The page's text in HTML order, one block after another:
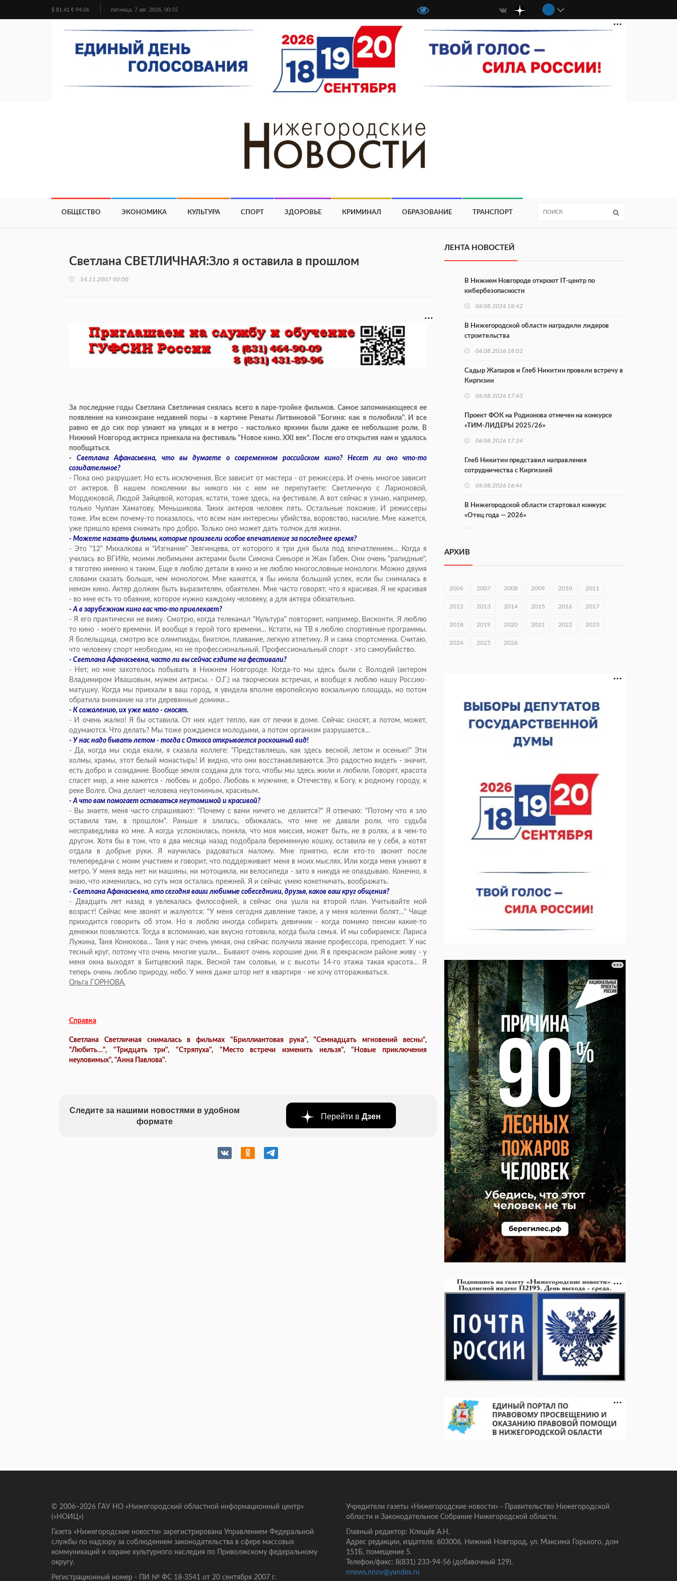
$ 81.41 € 94.06 пятница, 7 авг. 2026, 00:55
ОБЩЕСТВО ЭКОНОМИКА КУЛЬТУРА СПОРТ ЗДОРОВЬЕ КРИМИНАЛ ОБРАЗОВАНИЕ ТРАНСПОРТ
Светлана СВЕТЛИЧНАЯ:Зло я оставила в прошлом
14.11.2007 00:00
За последние годы Светлана Светличная снялась всего в паре-тройке фильмов. Самое запоминающееся ее
появление на киноэкране недавней поры - в картине Ренаты Литвиновой "Богиня: как я полюбила". И все
равно ее до сих пор узнают на улицах и в метро - настолько яркими были даже ее небольшие роли. В
Нижний Новгород актриса приехала на фестиваль "Новое кино. XXI век". После его открытия нам и удалось
пообщаться.
- Светлана Афанасьевна, что вы думаете о современном российском кино? Несет ли оно что-то
созидательное?
- Пока оно разрушает. Но есть исключения. Все зависит от мастера - от режиссера. И очень многое зависит
от актеров. В нашем поколении вы никого ни с кем не перепутаете: Светличную с Ларионовой,
Мордюковой, Людой Зайцевой, которая, кстати, тоже здесь, на фестивале. А вот сейчас я узнаю, например,
только Чулпан Хаматову, Меньшикова. Таких актеров человек пять. Остальные похожие. И режиссеры
тоже. Им всем почему-то показалось, что всем нам интересны убийства, воровство, насилие. Мне кажется,
уже пришло время снимать про добро. Только оно может дать толчок для жизни.
- Можете назвать фильмы, которые произвели особое впечатление за последнее время?
- Это "12" Михалкова и "Изгнание" Звягинцева, от которого я три дня была под впечатлением… Когда я
училась во ВГИКе, моими любимыми актерами были Симона Синьоре и Жан Габен. Они очень "рапидные",
я тяготею именно к таким. Еще я люблю детали в кино и не люблю многословные монологи. Можно двумя
словами сказать больше, чем монологом. Мне кажется, я бы имела больший успех, если бы снималась в
немом кино. Актер должен быть выразителен, обаятелен. Мне часто говорят, что я красивая. Я не красивая
- во мне есть то обаяние, которое нужно каждому человеку, а для актера обязательно.
- А в зарубежном кино вас что-то привлекает?
- Я его практически не вижу. Смотрю, когда телеканал "Культура" повторяет, например, Висконти. Я люблю
то кино - моего времени. И вообще я герой того времени… Кстати, на ТВ я люблю спортивные программы.
Я болельщица, смотрю все олимпиады, биатлон, плавание, легкую атлетику. Я и сама спортсменка. Считаю,
что человеку спорт необходим, но не профессиональный. Профессиональный спорт - это самоубийство.
- Светлана Афанасьевна, часто ли вы сейчас ездите на фестивали?
- Нет, но мне захотелось побывать в Нижнем Новгороде. Когда-то мы здесь были с Володей (актером
Владимиром Ивашовым, мужем актрисы. - О.Г.) на творческих встречах, и вообще я люблю нашу Россию-
матушку. Когда мы приехали в ваш город, я увидела вполне европейскую вокзальную площадь, но потом
обратила внимание на эти деревянные домики…
- К сожалению, их уже мало - сносят.
- И очень жалко! Я бы оставила. От них идет тепло, как от печки в доме. Сейчас сносят, а потом, может,
одумаются. Что делать? Мы тоже рождаемся молодыми, а потом организм разрушается…
- У нас надо бывать летом - тогда с Откоса открывается роскошный вид!
- Да, когда мы сюда ехали, я сказала коллеге: "Представляешь, как здесь весной, летом и осенью!" Эти
холмы, храмы, этот белый монастырь! И видно, что они восстанавливаются. Это радостно видеть - значит,
есть добро и созидание. Вообще земля создана для того, чтобы мы здесь жили и любили. Говорят, красота
спасет мир, а мне кажется - любовь и добро. Любовь к мужчине, к Отечеству, к Богу, к родному городу, к
реке Волге. Она делает человека неутомимым, красивым.
- А что вам помогает оставаться неутомимой и красивой?
- Вы знаете, меня часто спрашивают: "Почему с вами ничего не делается?" Я отвечаю: "Потому что я зло
оставила там, в прошлом". Раньше я злилась, обижалась, что мне не давали роли, что судьба
несправедлива ко мне. А когда успокоилась, поняла, что моя миссия, может быть, не в ролях, а в чем-то
другом. Хотя бы в том, что я два месяца назад подобрала беременную кошку, оставила ее у себя, а котят
отдала в добрые руки. Я научилась радоваться малому. Мне приятно, если кто-то звонит после
телепередачи с моим участием и говорит, что поддерживает меня в моих мыслях. Или когда меня узнают в
метро. У меня ведь нет ни машины, ни мотоцикла, ни велосипеда - зато я никуда не опаздываю. Конечно, я
знаю, что изменилась, но суть моя осталась прежней. Я и сейчас умею кокетничать, воображать.
- Светлана Афанасьевна, кто сегодня ваши любимые собеседники, друзья, каков ваш круг общения?
- Двадцать лет назад я увлекалась философией, а сейчас она ушла на второй план. Учитывайте мой
возраст! Сейчас мне звонят и жалуются: "У меня сегодня давление такое, а у меня коленки болят…" Чаще
приходится говорить об этом. Но я люблю иногда собирать девичник - когда помимо пенсии какие-то
денежки появляются. Тогда я вспоминаю, как вкусно готовила, когда была семья. И мы собираемся: Лариса
Лужина, Таня Конюхова… Таня у нас очень умная, она сейчас получила звание профессора, преподает. У нас
тесный круг, потому что очень многие ушли… Бывают очень хорошие дни. Я в прекрасном районе живу - у
меня окна выходят в Битцевский парк. Весной там соловьи, и с высоты 14-го этажа такая красота… Я
теперь очень люблю природу, небо. У меня даже штор нет в квартире - не хочу отгораживаться.
Ольга ГОРНОВА.
Справка
Светлана Светличная снималась в фильмах "Бриллиантовая рука", "Семнадцать мгновений весны",
"Любить…", "Тридцать три", "Стряпуха", "Место встречи изменить нельзя", "Новые приключения
неуловимых", "Анна Павлова".
Следите за нашими новостями в удобном
формате
Перейти в Дзен
ЛЕНТА НОВОСТЕЙ
В Нижнем Новгороде откроют IT-центр по
кибербезопасности
06.08.2026 18:42
В Нижегородской области наградили лидеров
строительства
06.08.2026 18:02
Садыр Жапаров и Глеб Никитин провели встречу в
Киргизии
06.08.2026 17:43
Проект ФОК на Родионова отмечен на конкурсе
«ТИМ-ЛИДЕРЫ 2025/26»
06.08.2026 17:24
Глеб Никитин представил направления
сотрудничества с Киргизией
06.08.2026 16:44
В Нижегородской области стартовал конкурс
«Отец года — 2026»
Городец подписал соглашения с Кара-Кулем и
вырос в 1,9 раза
В Нижнем Новгороде открыли фестиваль «Семья
06.08.2026 15:26
Видели ночь, бежали всю ночь... На
Нижневолжской набережной прошел необычный
06.08.2026 15:05
Нижегородские хирурги выполнили трансоральную
операцию на щитовидной железе
06.08.2026 15:03
АРХИВ
2006 2007 2008 2009 2010 2011
2012 2013 2014 2015 2016 2017
2018 2019 2020 2021 2022 2023
2024 2025 2026
© 2006–2026 ГАУ НО «Нижегородский областной информационный центр»
(«НОИЦ»)
Газета «Нижегородские новости» зарегистрирована Управлением Федеральной
службы по надзору за соблюдением законодательства в сфере массовых
коммуникаций и охране культурного наследия по Приволжскому федеральному
округу.
Регистрационный номер - ПИ № ФС 18-3541 от 20 сентября 2007 г.
Учредители газеты «Нижегородские новости» - Правительство Нижегородской
области и Законодательное Собрание Нижегородской области.
Главный редактор: Клещёв А.Н.
Адрес редакции, издателя: 603006, Нижний Новгород, ул. Максима Горького, дом
151Б, помещение 5.
Телефон/факс: 8(831) 233-94-56 (добавочный 129).
nnews.nnov@yandex.ru